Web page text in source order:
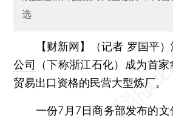
选
【财新网】（记者 罗国平）
公司
（下称浙江石化）成为首
贸易出口资格的民营大型炼厂。
一份7月7日商务部发布的文